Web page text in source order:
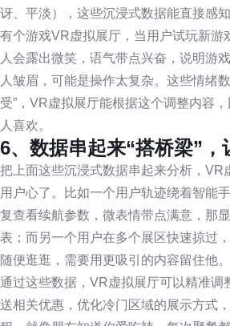
讶、平淡），这些沉浸式数据能直接感知
有个游戏VR虚拟展厅，当用户试玩新游
人会露出微笑，语气带点兴奋，说明游
人皱眉，可能是操作太复杂。这些情绪
受”，VR虚拟展厅能根据这个调整内容
人喜欢。
6、数据串起来“搭桥梁”，
把上面这些沉浸式数据串起来分析，VR
用户心了。比如一个用户轨迹绕着智能
复查看续航参数，微表情带点满意，那
表；而另一个用户在多个展区快速掠过
随便逛逛，需要用更吸引的内容留住他。
通过这些数据，VR虚拟展厅可以精准调
送相关优惠，优化冷门区域的展示方式